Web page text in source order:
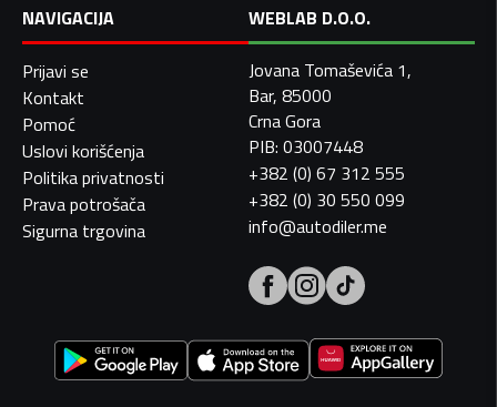
NAVIGACIJA
Prijavi se
Kontakt
Pomoć
Uslovi korišćenja
Politika privatnosti
Prava potrošača
Sigurna trgovina
WEBLAB D.O.O.
Jovana Tomaševića 1,
Bar, 85000
Crna Gora
PIB: 03007448
+382 (0) 67 312 555
+382 (0) 30 550 099
info@autodiler.me